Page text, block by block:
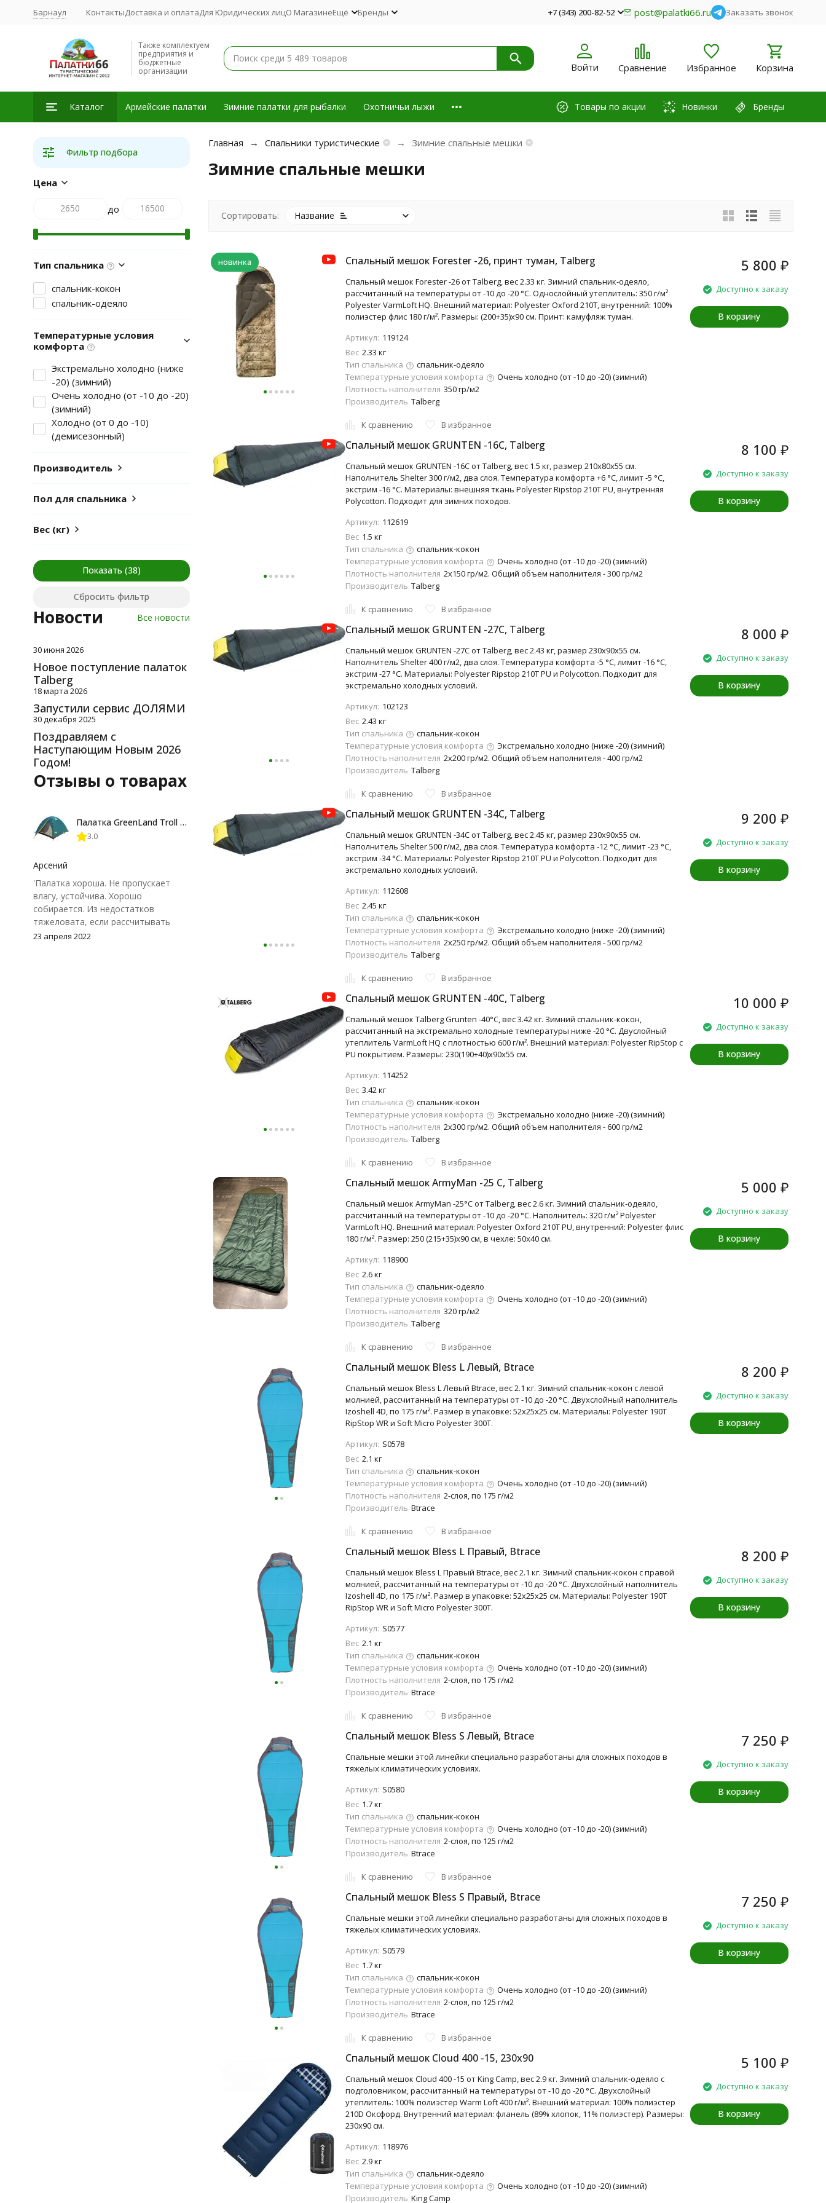
Барнаул КонтактыДоставка и оплатаДля Юридических лицО МагазинеЕщё Бренды +7 (343) 200-82-52 post@palatki66.ru Заказать звонок
Также комплектуем
предприятия и
бюджетные
организации
Войти Сравнение Избранное Корзина
Каталог Армейские палатки Зимние палатки для рыбалки Охотничьи лыжи Товары по акции Новинки Бренды
Главная Спальники туристические Зимние спальные мешки
Зимние спальные мешки
Сортировать: Название
новинка Cпальный мешок Forester -26, принт туман, Talberg
Спальный мешок Forester -26 от Talberg, вес 2.33 кг. Зимний спальник-одеяло,
рассчитанный на температуры от -10 до -20 °C. Однослойный утеплитель: 350 г/м²
Polyester VarmLoft HQ. Внешний материал: Polyester Oxford 210T, внутренний: 100%
полиэстер флис 180 г/м². Размеры: (200+35)x90 см. Принт: камуфляж туман.
Артикул: 119124
Вес 2.33 кг
Тип спальника
спальник-одеяло
Температурные условия комфорта
Очень холодно (от -10 до -20) (зимний)
Плотность наполнителя 350 гр/м2
Производитель Talberg
К сравнению В избранное
5 800 ₽
Доступно к заказу
В корзину
Cпальный мешок GRUNTEN -16C, Talberg
Спальный мешок GRUNTEN -16C от Talberg, вес 1.5 кг, размер 210x80x55 см.
Наполнитель Shelter 300 г/м2, два слоя. Температура комфорта +6 °C, лимит -5 °C,
экстрим -16 °C. Материалы: внешняя ткань Polyester Ripstop 210T PU, внутренняя
Polycotton. Подходит для зимних походов.
Артикул: 112619
Вес 1.5 кг
Тип спальника
спальник-кокон
Температурные условия комфорта
Очень холодно (от -10 до -20) (зимний)
Плотность наполнителя 2х150 гр/м2. Общий объем наполнителя - 300 гр/м2
Производитель Talberg
К сравнению В избранное
8 100 ₽
Доступно к заказу
В корзину
Cпальный мешок GRUNTEN -27C, Talberg
Спальный мешок GRUNTEN -27C от Talberg, вес 2.43 кг, размер 230x90x55 см.
Наполнитель Shelter 400 г/м2, два слоя. Температура комфорта -5 °C, лимит -16 °C,
экстрим -27 °C. Материалы: Polyester Ripstop 210T PU и Polycotton. Подходит для
экстремально холодных условий.
Артикул: 102123
Вес 2.43 кг
Тип спальника
спальник-кокон
Температурные условия комфорта
Экстремально холодно (ниже -20) (зимний)
Плотность наполнителя 2х200 гр/м2. Общий объем наполнителя - 400 гр/м2
Производитель Talberg
К сравнению В избранное
8 000 ₽
Доступно к заказу
В корзину
Cпальный мешок GRUNTEN -34C, Talberg
Спальный мешок GRUNTEN -34C от Talberg, вес 2.45 кг, размер 230x90x55 см.
Наполнитель Shelter 500 г/м2, два слоя. Температура комфорта -12 °C, лимит -23 °C,
экстрим -34 °C. Материалы: Polyester Ripstop 210T PU и Polycotton. Подходит для
экстремально холодных условий.
Артикул: 112608
Вес 2.45 кг
Тип спальника
спальник-кокон
Температурные условия комфорта
Экстремально холодно (ниже -20) (зимний)
Плотность наполнителя 2х250 гр/м2. Общий объем наполнителя - 500 гр/м2
Производитель Talberg
К сравнению В избранное
9 200 ₽
Доступно к заказу
В корзину
Cпальный мешок GRUNTEN -40C, Talberg
Спальный мешок Talberg Grunten -40°C, вес 3.42 кг. Зимний спальник-кокон,
рассчитанный на экстремально холодные температуры ниже -20 °C. Двуслойный
утеплитель VarmLoft HQ с плотностью 600 г/м². Внешний материал: Polyester RipStop с
PU покрытием. Размеры: 230(190+40)x90x55 см.
Артикул: 114252
Вес 3.42 кг
Тип спальника
спальник-кокон
Температурные условия комфорта
Экстремально холодно (ниже -20) (зимний)
Плотность наполнителя 2х300 гр/м2. Общий объем наполнителя - 600 гр/м2
Производитель Talberg
К сравнению В избранное
10 000 ₽
Доступно к заказу
В корзину
Спальный мешок ArmyMan -25 C, Talberg
Спальный мешок ArmyMan -25°C от Talberg, вес 2.6 кг. Зимний спальник-одеяло,
рассчитанный на температуры от -10 до -20 °C. Наполнитель: 320 г/м² Polyester
VarmLoft HQ. Внешний материал: Polyester Oxford 210T PU, внутренний: Polyester флис
180 г/м². Размер: 250 (215+35)х90 см, в чехле: 50х40 см.
Артикул: 118900
Вес 2.6 кг
Тип спальника
спальник-одеяло
Температурные условия комфорта
Очень холодно (от -10 до -20) (зимний)
Плотность наполнителя 320 гр/м2
Производитель Talberg
К сравнению В избранное
5 000 ₽
Доступно к заказу
В корзину
Спальный мешок Bless L Левый, Btrace
Спальный мешок Bless L Левый Btrace, вес 2.1 кг. Зимний спальник-кокон с левой
молнией, рассчитанный на температуры от -10 до -20 °C. Двухслойный наполнитель
Izoshell 4D, по 175 г/м². Размер в упаковке: 52х25х25 см. Материалы: Polyester 190T
RipStop WR и Soft Micro Polyester 300T.
Артикул: S0578
Вес 2.1 кг
Тип спальника
спальник-кокон
Температурные условия комфорта
Очень холодно (от -10 до -20) (зимний)
Плотность наполнителя 2-слоя, по 175 г/м2
Производитель Btrace
К сравнению В избранное
8 200 ₽
Доступно к заказу
В корзину
Спальный мешок Bless L Правый, Btrace
Спальный мешок Bless L Правый Btrace, вес 2.1 кг. Зимний спальник-кокон с правой
молнией, рассчитанный на температуры от -10 до -20 °C. Двухслойный наполнитель
Izoshell 4D, по 175 г/м². Размер в упаковке: 52х25х25 см. Материалы: Polyester 190T
RipStop WR и Soft Micro Polyester 300T.
Артикул: S0577
Вес 2.1 кг
Тип спальника
спальник-кокон
Температурные условия комфорта
Очень холодно (от -10 до -20) (зимний)
Плотность наполнителя 2-слоя, по 175 г/м2
Производитель Btrace
К сравнению В избранное
8 200 ₽
Доступно к заказу
В корзину
Спальный мешок Bless S Левый, Btrace
Спальные мешки этой линейки специально разработаны для сложных походов в
тяжелых климатических условиях.
Артикул: S0580
Вес 1.7 кг
Тип спальника
спальник-кокон
Температурные условия комфорта
Очень холодно (от -10 до -20) (зимний)
Плотность наполнителя 2-слоя, по 125 г/м2
Производитель Btrace
К сравнению В избранное
7 250 ₽
Доступно к заказу
В корзину
Спальный мешок Bless S Правый, Btrace
Спальные мешки этой линейки специально разработаны для сложных походов в
тяжелых климатических условиях.
Артикул: S0579
Вес 1.7 кг
Тип спальника
спальник-кокон
Температурные условия комфорта
Очень холодно (от -10 до -20) (зимний)
Плотность наполнителя 2-слоя, по 125 г/м2
Производитель Btrace
К сравнению В избранное
7 250 ₽
Доступно к заказу
В корзину
Спальный мешок Cloud 400 -15, 230х90
Спальный мешок Cloud 400 -15 от King Camp, вес 2.9 кг. Зимний спальник-одеяло с
подголовником, рассчитанный на температуры от -10 до -20 °C. Двухслойный
утеплитель: 100% полиэстер Warm Loft 400 г/м². Внешний материал: 100% полиэстер
210D Оксфорд. Внутренний материал: фланель (89% хлопок, 11% полиэстер). Размеры:
230x90 см.
Артикул: 118976
Вес 2.9 кг
Тип спальника
спальник-одеяло
Температурные условия комфорта
Очень холодно (от -10 до -20) (зимний)
Производитель King Camp
5 100 ₽
Доступно к заказу
В корзину
Фильтр подбора
Цена
до
Тип спальника
спальник-кокон
спальник-одеяло
Температурные условия
комфорта
Экстремально холодно (ниже
-20) (зимний)
Очень холодно (от -10 до -20)
(зимний)
Холодно (от 0 до -10)
(демисезонный)
Производитель
Пол для спальника
Вес (кг)
Показать
Сбросить фильтр
Новости Все новости
30 июня 2026
Новое поступление палаток
Talberg
18 марта 2026
Запустили сервис ДОЛЯМИ
30 декабря 2025
Поздравляем с
Наступающим Новым 2026
Годом!
Отзывы о товарах
Палатка GreenLand Troll 2-местная
3.0
Арсений
'Палатка хороша. Не пропускает
влагу, устойчива. Хорошо
собирается. Из недостатков
тяжеловата, если рассчитывать
спать в ней одному и тащить вдаль
23 апреля 2022